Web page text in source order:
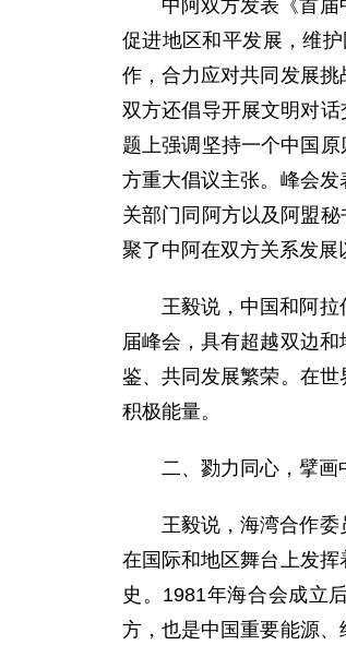
中阿双方发表《首
促进地区和平发展，维
作，合力应对共同发展挑
双方还倡导开展文明对
题上强调坚持一个中国
方重大倡议主张。峰会
关部门同阿方以及阿盟
聚了中阿在双方关系发展
王毅说，中国和阿
届峰会，具有超越双边
鉴、共同发展繁荣。在
积极能量。
二、勠力同心，擘画
王毅说，海湾合作委
在国际和地区舞台上发
史。1981年海合会成立
方，也是中国重要能源